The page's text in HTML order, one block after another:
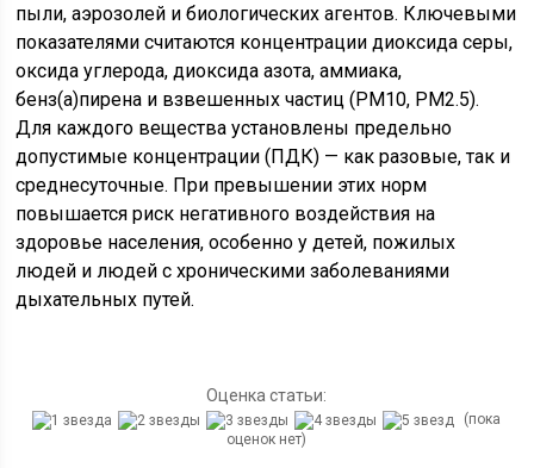
пыли, аэрозолей и биологических агентов. Ключевыми
показателями считаются концентрации диоксида серы,
оксида углерода, диоксида азота, аммиака,
бенз(а)пирена и взвешенных частиц (PM10, PM2.5).
Для каждого вещества установлены предельно
допустимые концентрации (ПДК) — как разовые, так и
среднесуточные. При превышении этих норм
повышается риск негативного воздействия на
здоровье населения, особенно у детей, пожилых
людей и людей с хроническими заболеваниями
дыхательных путей.
Оценка статьи:
(пока
оценок нет)